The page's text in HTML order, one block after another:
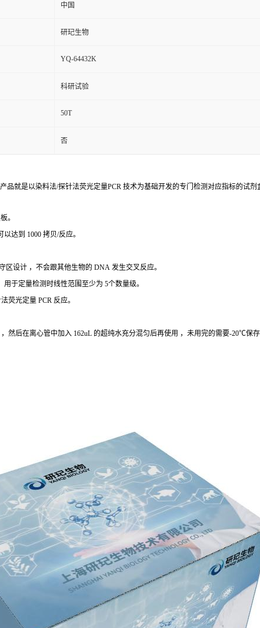
中国
研玘生物
YQ-64432K
科研试验
50T
否
品就是以染料法/探针法荧光定量PCR 技术为基础开发的专门检测对应指标的试剂
。
达到 1000 拷贝/反应。
设计 ，不会跟其他生物的 DNA 发生交叉反应。
于定量检测时线性范围至少为 5个数量级。
荧光定量 PCR 反应。
然后在离心管中加入 162uL 的超纯水充分混匀后再使用 ，未用完的需要-20℃保存